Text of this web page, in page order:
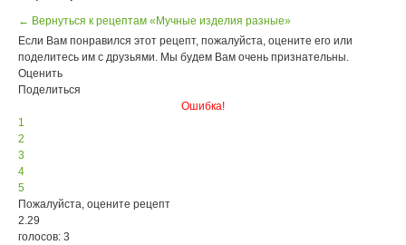
← Вернуться к рецептам «Мучные изделия разные»
Если Вам понравился этот рецепт, пожалуйста, оцените его или
поделитесь им с друзьями. Мы будем Вам очень признательны.
Оценить
Поделиться
Ошибка!
1
2
3
4
5
Пожалуйста, оцените рецепт
2.29
голосов: 3